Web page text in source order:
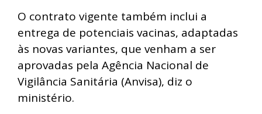
O contrato vigente também inclui a
entrega de potenciais vacinas, adaptadas
às novas variantes, que venham a ser
aprovadas pela Agência Nacional de
Vigilância Sanitária (Anvisa), diz o
ministério.